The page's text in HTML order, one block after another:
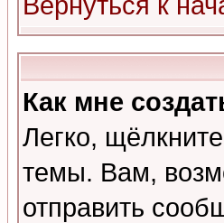
Как мне
Легко,
темы. Вам,
отправить